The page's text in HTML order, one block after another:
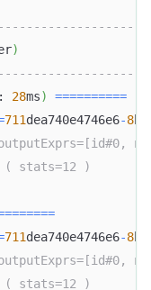
)
: 28ms) ==========
711dea740e4746e6-8
(
(
=======
711dea740e4746e6-8
(
(